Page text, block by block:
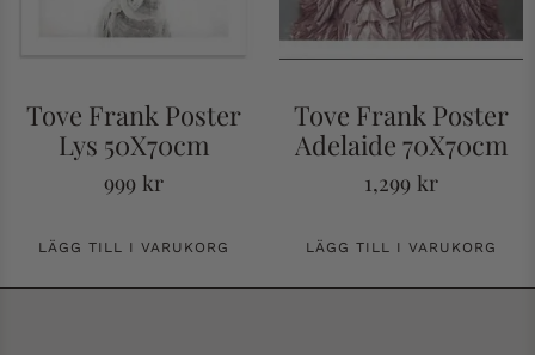
Tove Frank Poster
Lys 50X70cm
999 kr
LÄGG TILL I VARUKORG
Tove Frank Poster
Adelaide 70X70cm
1,299 kr
LÄGG TILL I VARUKORG